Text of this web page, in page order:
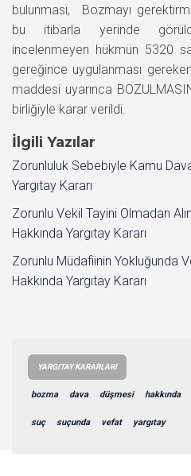
bulunması, Bozmayı
bu itibarla yerinde
incelenmeyen hükmün 5320
gereğince uygulanması gereken
maddesi uyarınca
birliğiyle karar verildi.
İlgili Yazılar
Zorunluluk Sebebiyle Kamu
Yargıtay Kararı
Zorunlu Vekil Tayini Olmadan
Hakkında Yargıtay Kararı
Zorunlu Müdafiinin Yokluğunda
Hakkında Yargıtay Kararı
YARGITAY KARARLARI
bozma dava düşmesi hakkında
suç suçunda vefat yargıtay